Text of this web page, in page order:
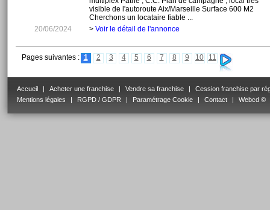
20/06/2024
visible de l'autoroute Aix/Marseille Surface 600 M2
Cherchons un locataire fiable ...
> Voir le détail de l'annonce
Pages suivantes : 1 2 3 4 5 6 7 8 9 10 11
Accueil Acheter une franchise Vendre sa franchise
Cession franchise par
Mentions légales
RGPD / GDPR Paramétrage Cookie Contact Webcd ©